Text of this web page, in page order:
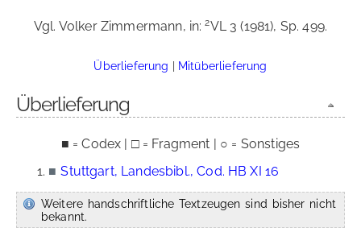
Vgl. Volker Zimmermann, in:2VL 3 (1981), Sp. 499.
Überlieferung | Mitüberlieferung
Überlieferung
■ = Codex | □ = Fragment | ○ = Sonstiges
■ Stuttgart, Landesbibl., Cod. HB XI 16
Weitere handschriftliche Textzeugen sind bisher nicht
bekannt.